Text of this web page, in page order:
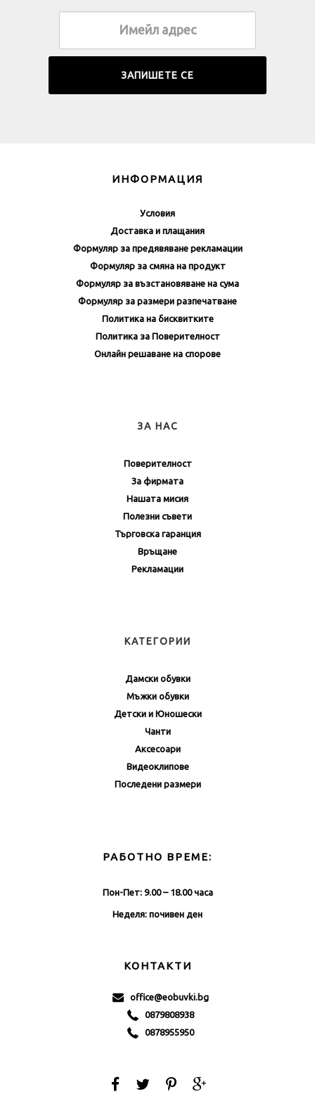
ИНФОРМАЦИЯ
Условия
Доставка и плащания
Формуляр за предявяване рекламации
Формуляр за смяна на продукт
Формуляр за възстановяване на сума
Формуляр за размери разпечатване
Политика на бисквитките
Политика за Поверителност
Онлайн решаване на спорове
ЗА НАС
Поверителност
За фирмата
Нашата мисия
Полезни съвети
Търговска гаранция
Връщане
Рекламации
КАТЕГОРИИ
Дамски обувки
Мъжки обувки
Детски и Юношески
Чанти
Аксесоари
Видеоклипове
Последени размери
РАБОТНО ВРЕМЕ:
Пон-Пет: 9.00 – 18.00 часа
Неделя: почивен ден
КОНТАКТИ
office@eobuvki.bg
0879808938
0878955950